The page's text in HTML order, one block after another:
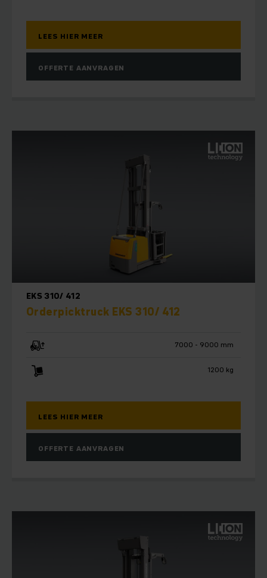
LEES HIER MEER
OFFERTE AANVRAGEN
EKS 310/ 412
Orderpicktruck EKS 310/ 412
7000 - 9000 mm
1200 kg
LEES HIER MEER
OFFERTE AANVRAGEN